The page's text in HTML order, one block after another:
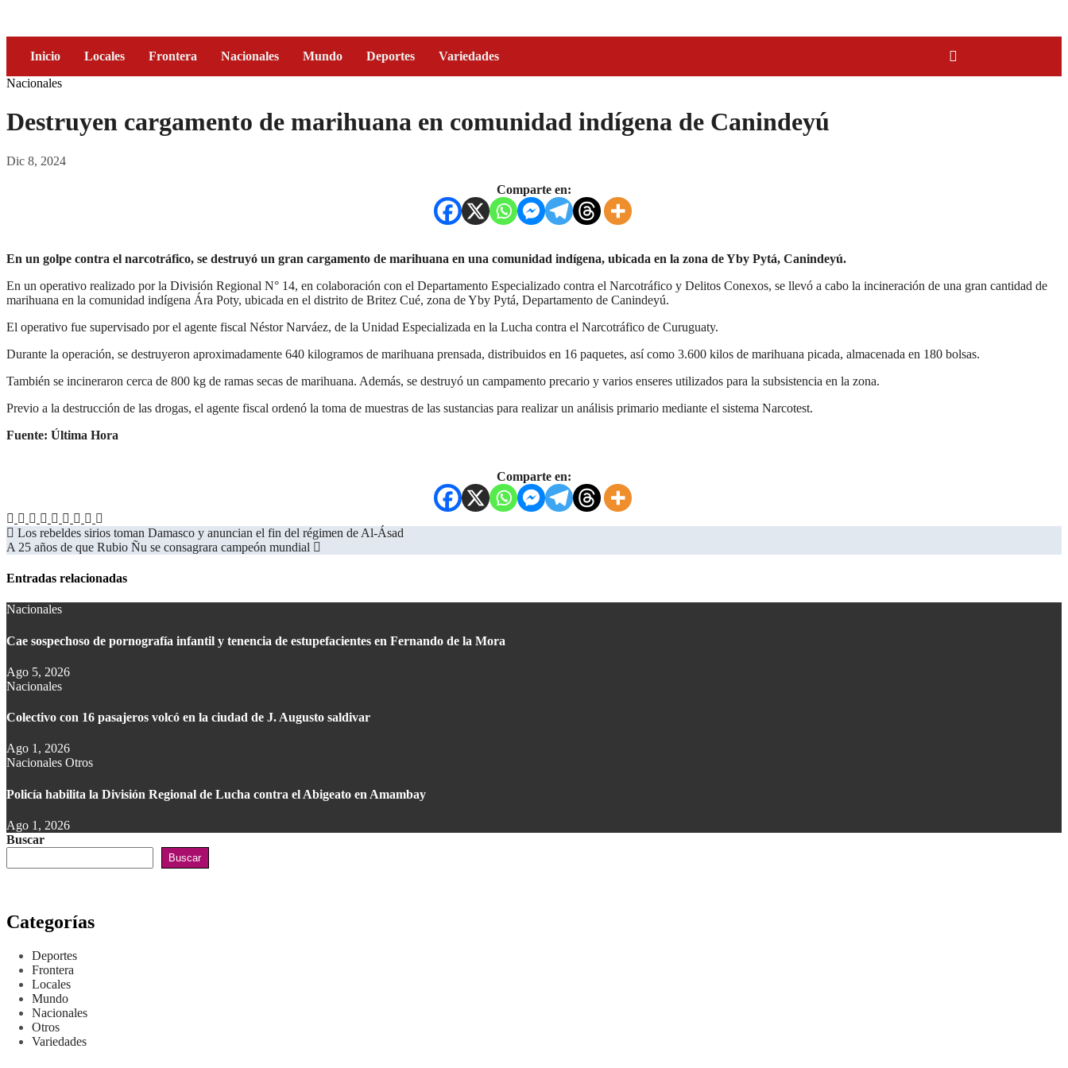
Inicio Locales Frontera Nacionales Mundo Deportes
Variedades
Nacionales
Destruyen cargamento de marihuana en comunidad indígena de Canindeyú
Dic 8, 2024
Comparte en:
En un golpe contra el narcotráfico, se destruyó un gran cargamento de marihuana en una comunidad indígena, ubicada en la zona de Yby Pytá, Canindeyú.
En un operativo realizado por la División Regional N° 14, en colaboración con el Departamento Especializado contra el Narcotráfico y Delitos Conexos, se llevó a cabo la incineración de una gran cantidad de
marihuana en la comunidad indígena Ára Poty, ubicada en el distrito de Britez Cué, zona de Yby Pytá, Departamento de Canindeyú.
El operativo fue supervisado por el agente fiscal Néstor Narváez, de la Unidad Especializada en la Lucha contra el Narcotráfico de Curuguaty.
Durante la operación, se destruyeron aproximadamente 640 kilogramos de marihuana prensada, distribuidos en 16 paquetes, así como 3.600 kilos de marihuana picada, almacenada en 180 bolsas.
También se incineraron cerca de 800 kg de ramas secas de marihuana. Además, se destruyó un campamento precario y varios enseres utilizados para la subsistencia en la zona.
Previo a la destrucción de las drogas, el agente fiscal ordenó la toma de muestras de las sustancias para realizar un análisis primario mediante el sistema Narcotest.
Fuente: Última Hora
Comparte en:
Los rebeldes sirios toman Damasco y anuncian el fin del régimen de Al-Ásad
A 25 años de que Rubio Ñu se consagrara campeón mundial
Entradas relacionadas
Nacionales
Cae sospechoso de pornografía infantil y tenencia de estupefacientes en Fernando de la Mora
Ago 5, 2026
Nacionales
Colectivo con 16 pasajeros volcó en la ciudad de J. Augusto saldivar
Ago 1, 2026
Nacionales Otros
Policía habilita la División Regional de Lucha contra el Abigeato en Amambay
Ago 1, 2026
Buscar
Buscar
Categorías
Deportes
Frontera
Locales
Mundo
Nacionales
Otros
Variedades